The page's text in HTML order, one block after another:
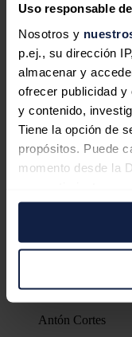
Uso responsable
Nosotros y
p.ej., su dirección
almacenar y
ofrecer publicidad y
y contenido,
Tiene la opción de
propósitos. Puede
momento desde la
Si lo permite,
Recopilar
puede tener
Identificar
características
Obtenga más
La CNMC
con sus
mejora
Redacción29/07/
Antón Cortes